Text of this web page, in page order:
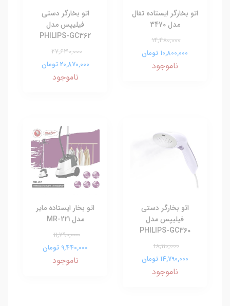
اتو بخارگر ایستاده تفال
مدل 3470
14,480,000
10,800,000 تومان
ناموجود
اتو بخارگر دستی
فیلیپس مدل
PHILIPS-GC362
27,630,000
20,870,000 تومان
ناموجود
اتو بخارگر دستی
فیلیپس مدل
PHILIPS-GC360
18,110,000
14,790,000 تومان
ناموجود
اتو بخار ایستاده مایر
مدل MR-221
11,790,000
9,440,000 تومان
ناموجود